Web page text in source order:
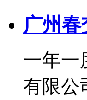
广州
一年一
有限公